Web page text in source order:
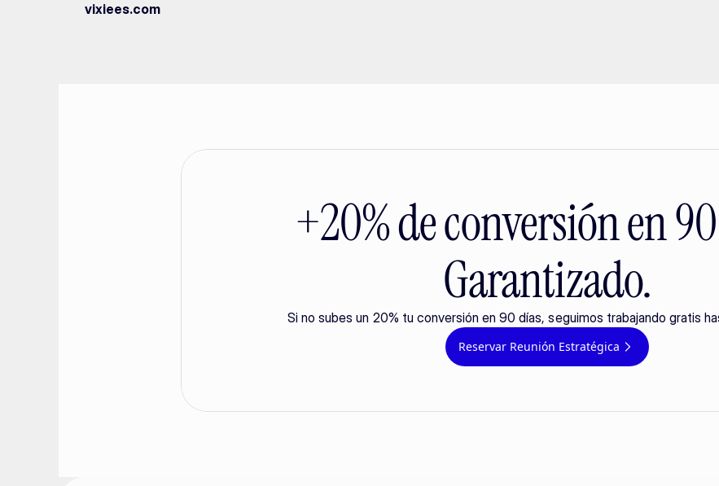
vixiees.com
+20% de conversión en
Garantizado.
Si no subes un 20% tu conversión en 90 días, seguimos trabajando gratis
Reservar Reunión Estratégica